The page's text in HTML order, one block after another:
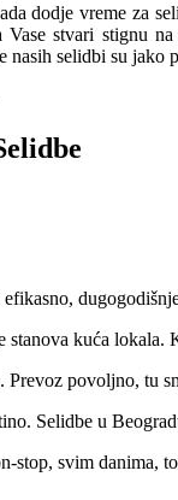
dodje vreme za
stvari stignu
selidbi su
kuća
povoljno, tu
Selidbe u
stop, svim danima,